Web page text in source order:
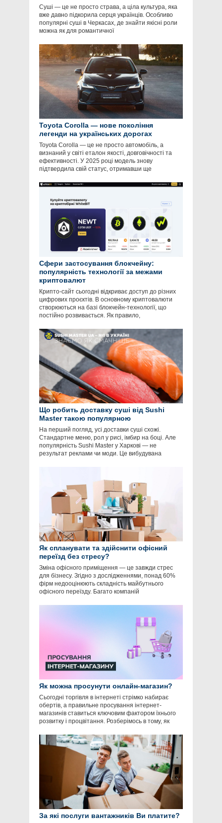
Суші — це не просто страва, а ціла культура, яка
вже давно підкорила серця українців. Особливо
популярні суші в Черкасах, де знайти якісні роли
можна як для романтичної
Toyota Corolla — нове покоління
легенди на українських дорогах
Toyota Corolla — це не просто автомобіль, а
визнаний у світі еталон якості, довговічності та
ефективності. У 2025 році модель знову
підтвердила свій статус, отримавши ще
Сфери застосування блокчейну:
популярність технології за межами
криптовалют
Крипто-сайт сьогодні відкриває доступ до різних
цифрових проєктів. В основному криптовалюти
створюються на базі блокчейн-технології, що
постійно розвивається. Як правило,
Що робить доставку суші від Sushi
Master такою популярною
На перший погляд, усі доставки суші схожі.
Стандартне меню, рол у рисі, імбир на боці. Але
популярність Sushi Master у Харкові — не
результат реклами чи моди. Це вибудувана
Як спланувати та здійснити офісний
переїзд без стресу?
Зміна офісного приміщення — це завжди стрес
для бізнесу. Згідно з дослідженнями, понад 60%
фірм недооцінюють складність майбутнього
офісного переїзду. Багато компаній
Як можна просунути онлайн-магазин?
Сьогодні торгівля в інтернеті стрімко набирає
обертів, а правильне просування інтернет-
магазинів ставиться ключовим фактором їхнього
розвитку і процвітання. Розберімось в тому, як
За які послуги вантажників Ви платите?